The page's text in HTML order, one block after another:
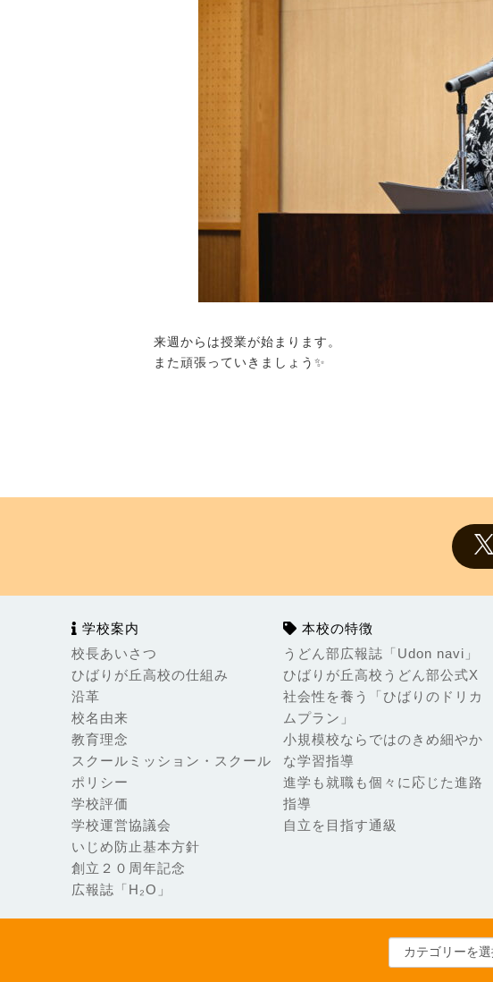
来週からは授業が始まります。
また頑張っていきましょう✨
学校案内
校長あいさつ
ひばりが丘高校の仕組み
沿革
校名由来
教育理念
スクールミッション・スクール
ポリシー
学校評価
学校運営協議会
いじめ防止基本方針
創立２０周年記念
広報誌「H₂O」
本校の特徴
うどん部広報誌「Udon navi」
ひばりが丘高校うどん部公式X
社会性を養う「ひばりのドリカ
ムプラン」
小規模校ならではのきめ細やか
な学習指導
進学も就職も個々に応じた進路
指導
自立を目指す通級